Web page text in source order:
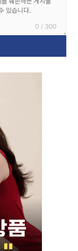
0 / 300